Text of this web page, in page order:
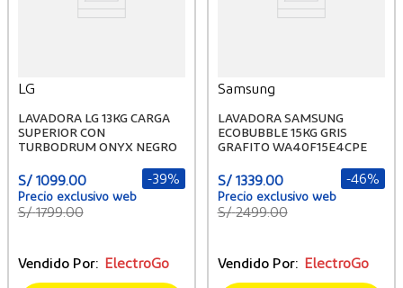
LG
LAVADORA LG 13KG CARGA
SUPERIOR CON
TURBODRUM ONYX NEGRO
S/ 1099.00 -39%
S/ 1799.00
Vendido Por: ElectroGo
Samsung
LAVADORA SAMSUNG
ECOBUBBLE 15KG GRIS
GRAFITO WA40F15E4CPE
S/ 1339.00 -46%
S/ 2499.00
Vendido Por: ElectroGo